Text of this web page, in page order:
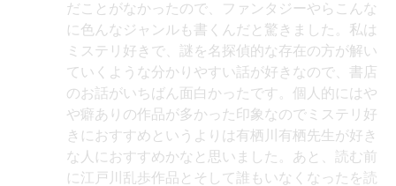
だことがなかったので、ファンタジーやらこんな
に色んなジャンルも書くんだと驚きました。私は
ミステリ好きで、謎を名探偵的な存在の方が解い
ていくような分かりやすい話が好きなので、書店
のお話がいちばん面白かったです。個人的にはや
や癖ありの作品が多かった印象なのでミステリ好
きにおすすめというよりは有栖川有栖先生が好き
な人におすすめかなと思いました。あと、読む前
に江戸川乱歩作品とそして誰もいなくなったを読